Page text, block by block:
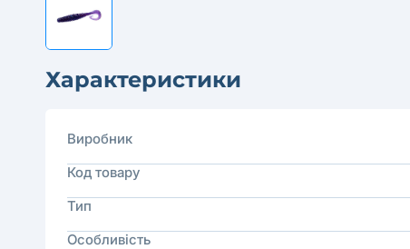
Характеристики
Виробник
Код товару
Тип
Особливість